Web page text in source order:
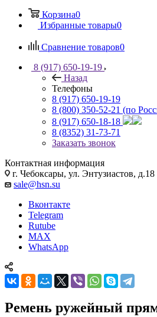
Корзина0
Избранные товары0
Сравнение товаров0
8 (917) 650-19-19
Назад
Телефоны
8 (917) 650-19-19
8 (800) 350-52-21 (по
8 (917) 650-18-18
8 (8352) 31-73-71
Заказать звонок
Контактная информация
г. Чебоксары, ул. Энтузиастов, д.18
sale@hsn.su
Вконтакте
Telegram
Rutube
MAX
WhatsApp
Ремень ружейный